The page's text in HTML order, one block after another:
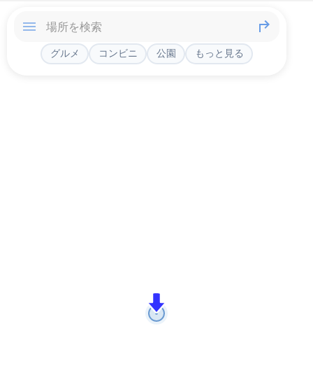
グルメ コンビニ 公園 もっと見る